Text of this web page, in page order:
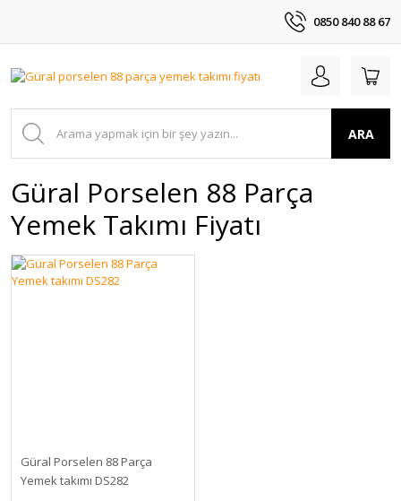
0850 840 88 67
ARA
Güral Porselen 88 Parça
Yemek Takımı Fiyatı
Güral Porselen 88 Parça
Yemek takımı DS282